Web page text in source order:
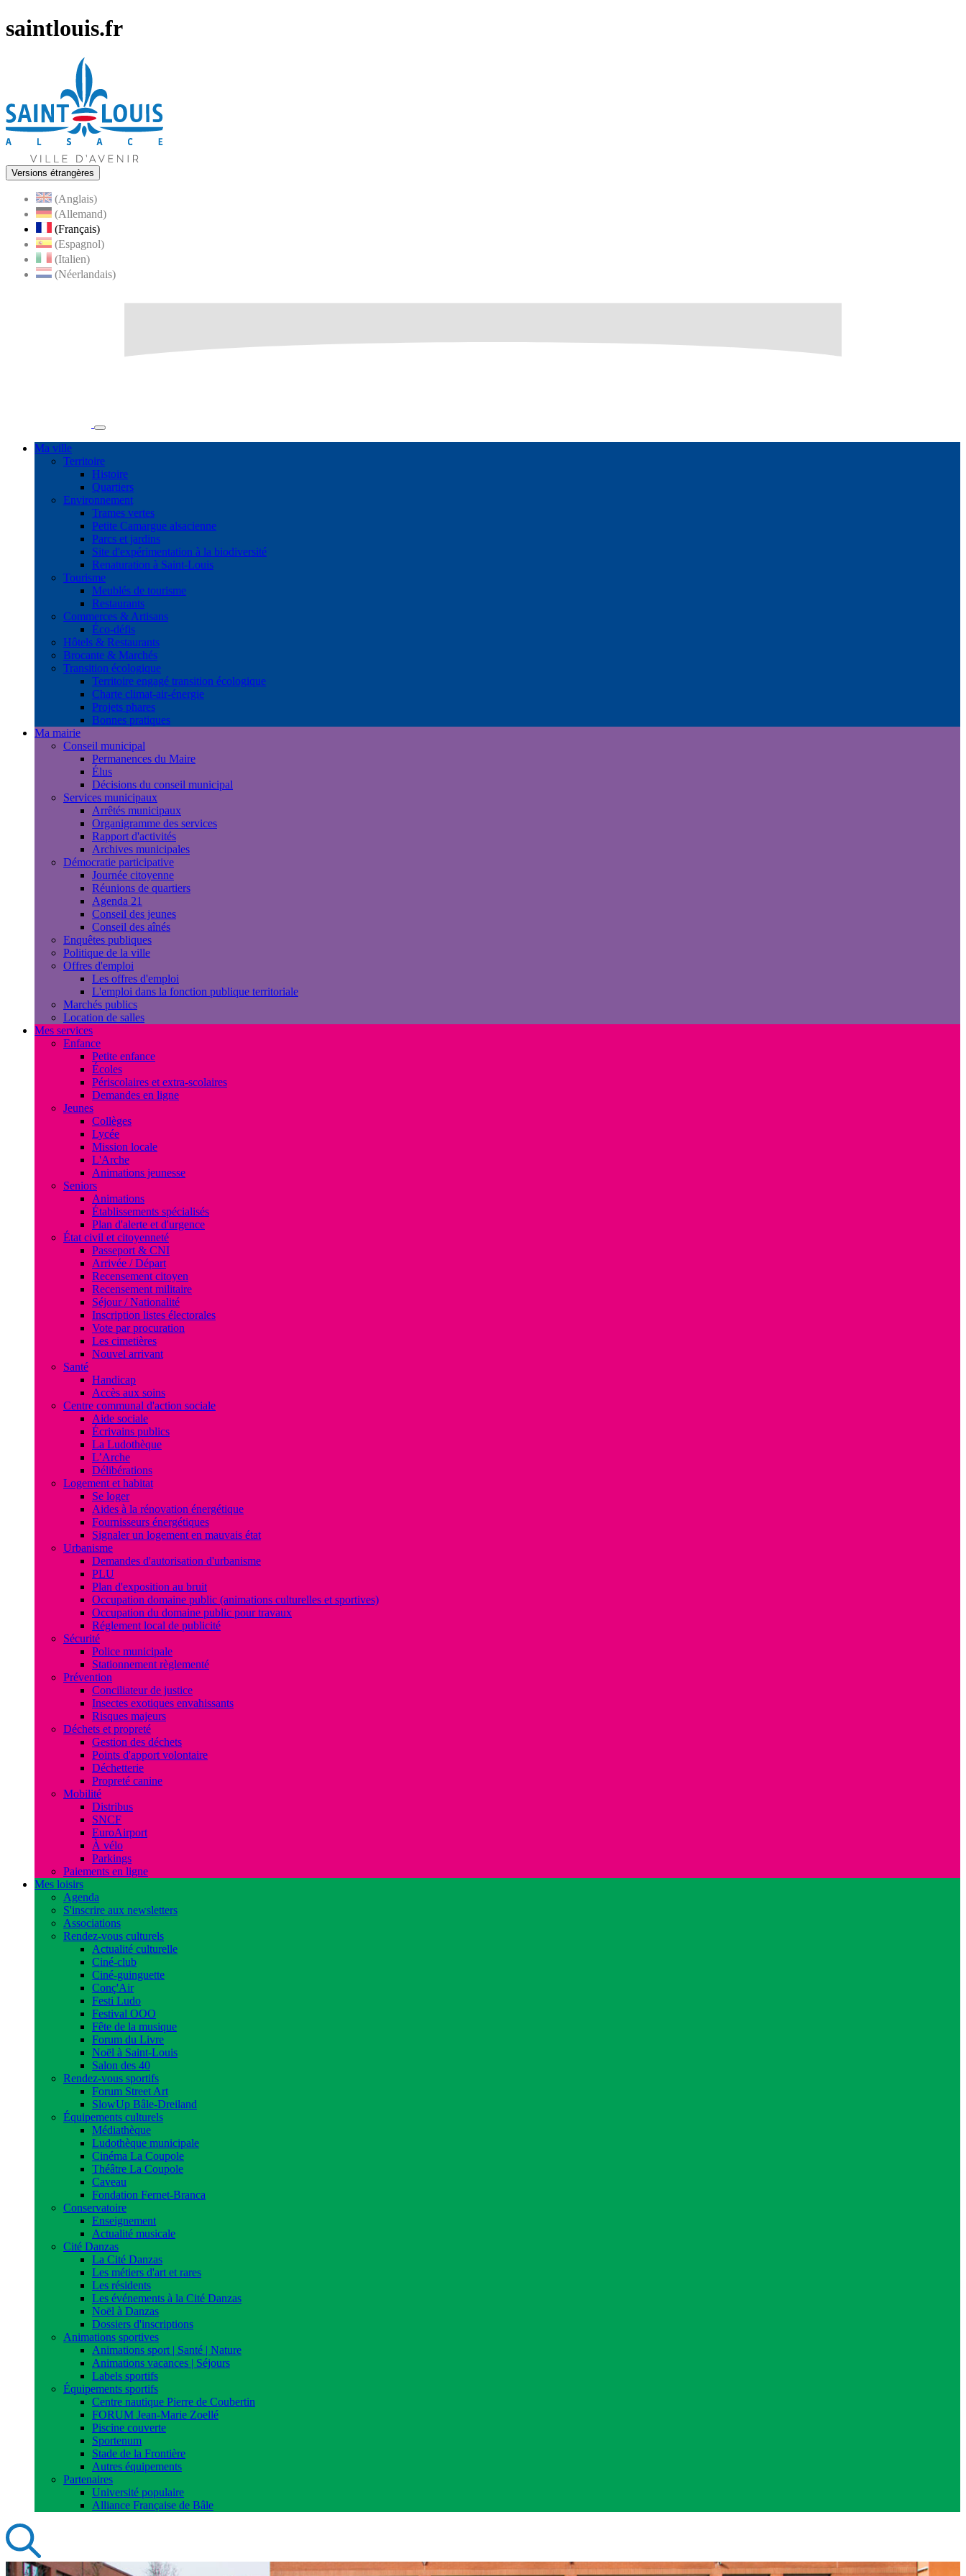
saintlouis.fr
Versions étrangères
(Anglais)
(Allemand)
(Français)
(Espagnol)
(Italien)
(Néerlandais)
Ma ville
Territoire
Histoire
Quartiers
Environnement
Trames vertes
Petite Camargue alsacienne
Parcs et jardins
Site d'expérimentation à la biodiversité
Renaturation à Saint-Louis
Tourisme
Meublés de tourisme
Restaurants
Commerces & Artisans
Éco-défis
Hôtels & Restaurants
Brocante & Marchés
Transition écologique
Territoire engagé transition écologique
Charte climat-air-énergie
Projets phares
Bonnes pratiques
Ma mairie
Conseil municipal
Permanences du Maire
Élus
Décisions du conseil municipal
Services municipaux
Arrêtés municipaux
Organigramme des services
Rapport d'activités
Archives municipales
Démocratie participative
Journée citoyenne
Réunions de quartiers
Agenda 21
Conseil des jeunes
Conseil des aînés
Enquêtes publiques
Politique de la ville
Offres d'emploi
Les offres d'emploi
L'emploi dans la fonction publique territoriale
Marchés publics
Location de salles
Mes services
Enfance
Petite enfance
Écoles
Périscolaires et extra-scolaires
Demandes en ligne
Jeunes
Collèges
Lycée
Mission locale
L'Arche
Animations jeunesse
Seniors
Animations
Établissements spécialisés
Plan d'alerte et d'urgence
État civil et citoyenneté
Passeport & CNI
Arrivée / Départ
Recensement citoyen
Recensement militaire
Séjour / Nationalité
Inscription listes électorales
Vote par procuration
Les cimetières
Nouvel arrivant
Santé
Handicap
Accès aux soins
Centre communal d'action sociale
Aide sociale
Écrivains publics
La Ludothèque
L’Arche
Délibérations
Logement et habitat
Se loger
Aides à la rénovation énergétique
Fournisseurs énergétiques
Signaler un logement en mauvais état
Urbanisme
Demandes d'autorisation d'urbanisme
PLU
Plan d'exposition au bruit
Occupation domaine public (animations culturelles et sportives)
Occupation du domaine public pour travaux
Réglement local de publicité
Sécurité
Police municipale
Stationnement règlementé
Prévention
Conciliateur de justice
Insectes exotiques envahissants
Risques majeurs
Déchets et propreté
Gestion des déchets
Points d'apport volontaire
Déchetterie
Propreté canine
Mobilité
Distribus
SNCF
EuroAirport
À vélo
Parkings
Paiements en ligne
Mes loisirs
Agenda
S'inscrire aux newsletters
Associations
Rendez-vous culturels
Actualité culturelle
Ciné-club
Ciné-guinguette
Conç'Air
Festi Ludo
Festival OOO
Fête de la musique
Forum du Livre
Noël à Saint-Louis
Salon des 40
Rendez-vous sportifs
Forum Street Art
SlowUp Bâle-Dreiland
Équipements culturels
Médiathèque
Ludothèque municipale
Cinéma La Coupole
Théâtre La Coupole
Caveau
Fondation Fernet-Branca
Conservatoire
Enseignement
Actualité musicale
Cité Danzas
La Cité Danzas
Les métiers d'art et rares
Les résidents
Les événements à la Cité Danzas
Noël à Danzas
Dossiers d'inscriptions
Animations sportives
Animations sport | Santé | Nature
Animations vacances | Séjours
Labels sportifs
Équipements sportifs
Centre nautique Pierre de Coubertin
FORUM Jean-Marie Zoellé
Piscine couverte
Sportenum
Stade de la Frontière
Autres équipements
Partenaires
Université populaire
Alliance Française de Bâle